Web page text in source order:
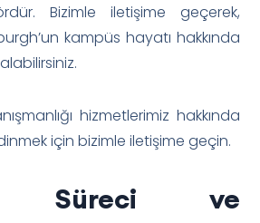
Bizimle iletişime geçerek,
kampüs hayatı hakkında
hizmetlerimiz hakkında
için bizimle iletişime geçin.
Süreci ve